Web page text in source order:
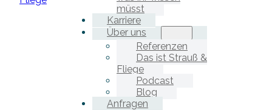
müsst
Karriere
Über uns
Referenzen
Das ist Strauß &
Fliege
Podcast
Blog
Anfragen